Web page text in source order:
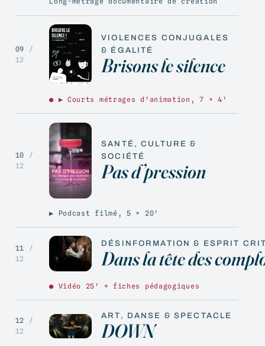
09 /
12
VIOLENCES CONJUGALES
& ÉGALITÉ
Brisons le silence
● ▶ Courts métrages d’animation, 7 × 4’
10 /
12
SANTÉ, CULTURE &
SOCIÉTÉ
Pas d’pression
▶ Podcast filmé, 5 × 20’
11 /
12
DÉSINFORMATION & ESPRIT
Dans la tête des
● Vidéo 25’ + fiches pédagogiques
12 /
12
ART, DANSE & SPECTACLE
DOWN